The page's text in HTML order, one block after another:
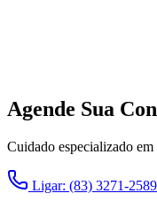
Agende Sua
Cuidado especializado
Ligar: (83) 3271-2589